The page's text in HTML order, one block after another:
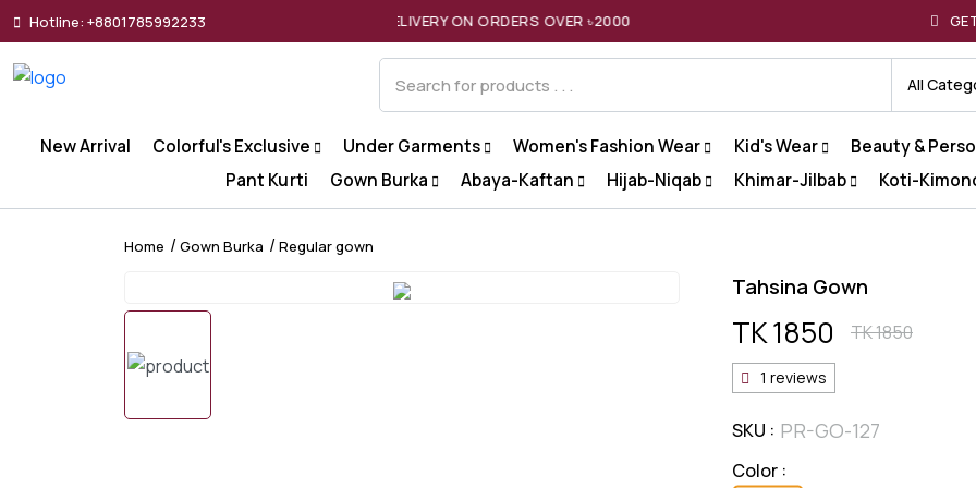
Hotline: +8801785992233FREE DELIVERY ON ORDERS OVER ৳2000 GET 10% OFF ON YOUR
All
New Arrival Colorful's Exclusive Under Garments Women's Fashion Wear Kid's Wear Beauty &
Pant Kurti
Gown Burka Abaya-Kaftan Hijab-Niqab Khimar-Jilbab Koti-
Home Gown Burka Regular gown
Tahsina Gown
TK 1850 TK 1850
1 reviews
SKU : PR-GO-127
Color :